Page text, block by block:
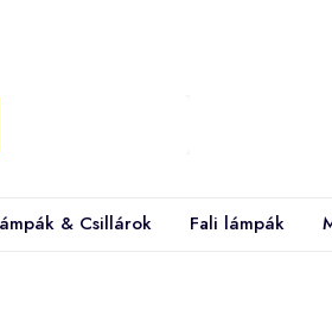
& Csillárok Fali lámpák